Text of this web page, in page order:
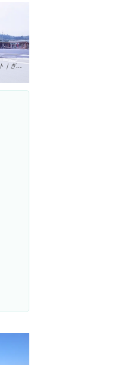
道の駅 桜の郷荘川｜観光スポット｜ぎふの旅ガイド